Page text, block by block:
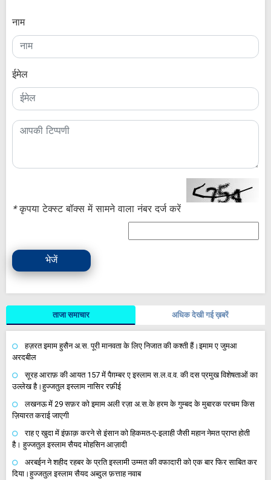
नाम
ईमेल
*कृपया टेक्स्ट बॉक्स में सामने वाला नंबर दर्ज करें
भेजें
ताजा समाचार अधिक देखी गई ख़बरें
हज़रत इमाम हुसैन अ.स. पूरी मानवता के लिए निजात की कश्ती हैं।इमाम ए जुमआ
अरदबील
सूरह आराफ़ की आयत 157 में पैग़म्बर ए इस्लाम स.ल.व.व. की दस प्रमुख विशेषताओं का
उल्लेख है।हुज्जतुल इस्लाम नासिर रफ़ीई
लखनऊ में 29 सफ़र को इमाम अली रज़ा अ.स.के हरम के गुम्बद के मुबारक परचम किस
ज़ियारत कराई जाएगी
राह ए खुदा में इंफ़ाक़ करने से इंसान को हिकमत-ए-इलाही जैसी महान नेमत प्राप्त होती
है। हुज्जतुल इस्लाम सैयद मोहसिन आज़ादी
अरबईन ने शहीद रहबर के प्रति इस्लामी उम्मत की वफादारी को एक बार फिर साबित कर
दिया।हुज्जतुल इस्लाम सैयद अब्दुल फ़त्ताह नवाब